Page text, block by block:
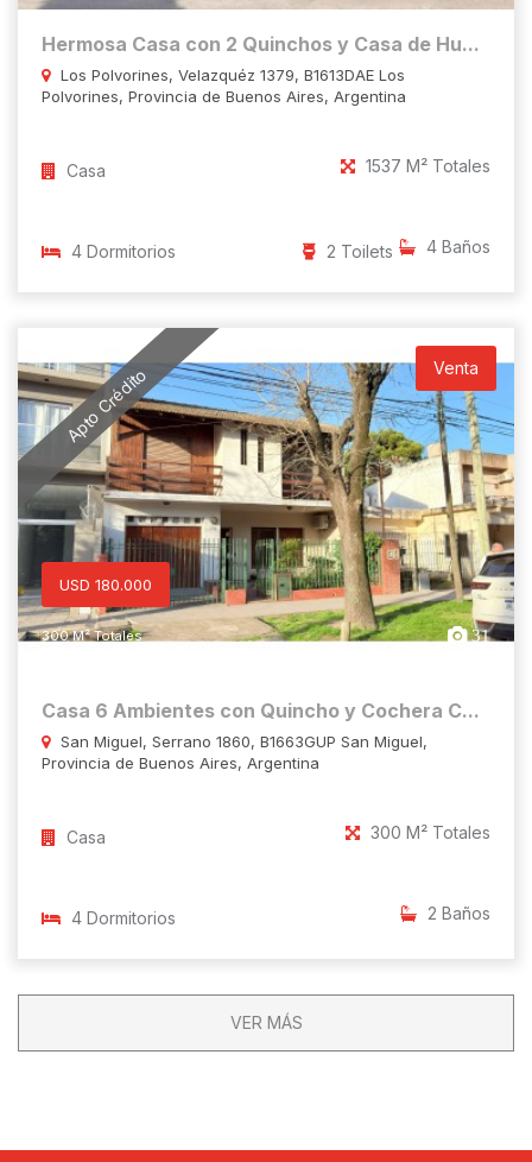
Hermosa Casa con 2 Quinchos y Casa de Hu...
Los Polvorines, Velazquéz 1379, B1613DAE Los
Polvorines, Provincia de Buenos Aires, Argentina
Casa 1537 M² Totales
4 Dormitorios 4 Baños
2 Toilets
Apto Crédito Venta
USD 180.000
300 M² Totales 31
Casa 6 Ambientes con Quincho y Cochera C...
San Miguel, Serrano 1860, B1663GUP San Miguel,
Provincia de Buenos Aires, Argentina
Casa 300 M² Totales
4 Dormitorios 2 Baños
VER MÁS